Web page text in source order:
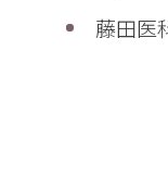
藤田医